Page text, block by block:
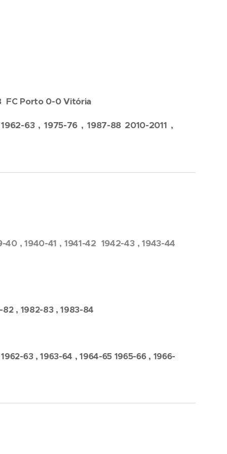
FC Porto 0-0 Vitória
63 , 1975-76 , 1987-88 2010-2011 ,
, 1940-41 , 1941-42 1942-43 , 1943-44
, 1982-83 , 1983-84
63 , 1963-64 , 1964-65 1965-66 , 1966-